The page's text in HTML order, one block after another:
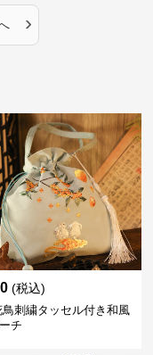
›
(税込)
鳥刺繍タッセル付き和風
チ